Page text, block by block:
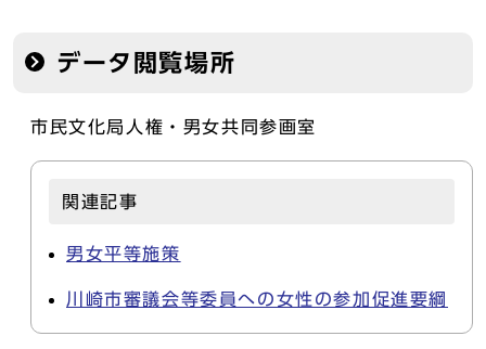
データ閲覧場所
市民文化局人権・男女共同参画室
関連記事
男女平等施策
川崎市審議会等委員への女性の参加促進要綱